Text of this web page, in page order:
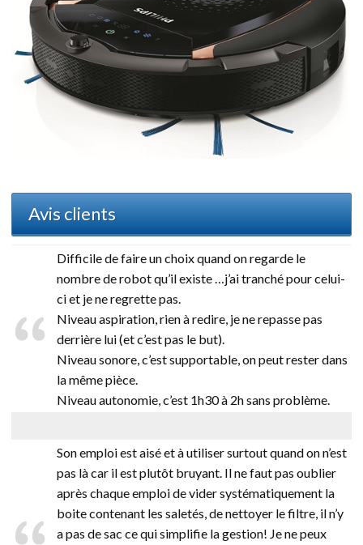
Avis clients
Difficile de faire un choix quand on regarde le
nombre de robot qu’il existe …j’ai tranché pour celui-
ci et je ne regrette pas.
Niveau aspiration, rien à redire, je ne repasse pas
derrière lui (et c’est pas le but).
Niveau sonore, c’est supportable, on peut rester dans
la même pièce.
Niveau autonomie, c’est 1h30 à 2h sans problème.
Son emploi est aisé et à utiliser surtout quand on n’est
pas là car il est plutôt bruyant. Il ne faut pas oublier
après chaque emploi de vider systématiquement la
boite contenant les saletés, de nettoyer le filtre, il n’y
a pas de sac ce qui simplifie la gestion! Je ne peux